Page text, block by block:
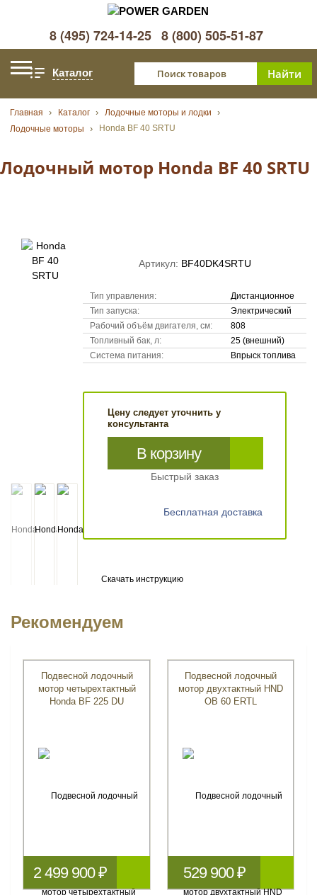
8 (495) 724-14-25 8 (800) 505-51-87
Каталог
Главная Каталог
Лодочные моторы и лодки
Лодочные моторы
Honda BF 40 SRTU
Лодочный мотор Honda BF 40 SRTU
Артикул: BF40DK4SRTU
Тип управления:
Дистанционное
Тип запуска:
Электрический
Рабочий объём двигателя, см:
808
Топливный бак, л:
25 (внешний)
Система питания:
Впрыск топлива
Цену следует уточнить у
консультанта
В корзину
Быстрый заказ
Бесплатная доставка
Скачать инструкцию
Рекомендуем
Подвесной лодочный
мотор четырехтактный
Honda BF 225 DU
2 499 900 ₽
Подвесной лодочный
мотор двухтактный HND
OB 60 ERTL
529 900 ₽